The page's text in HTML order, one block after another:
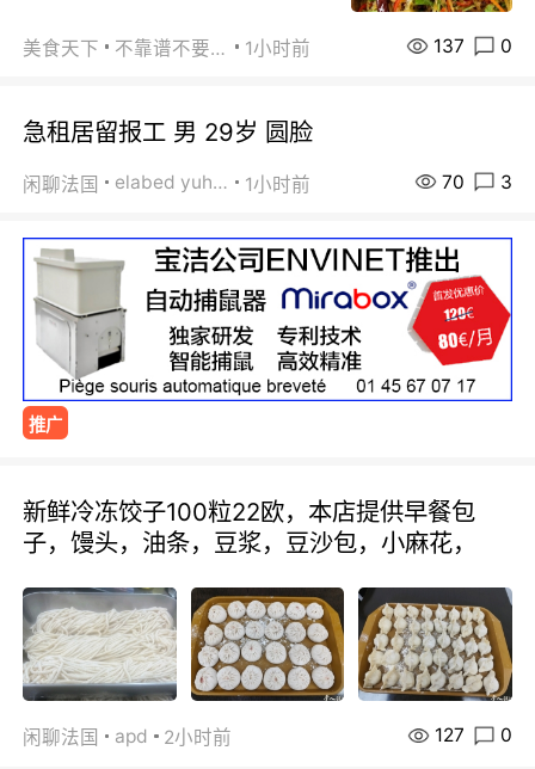
美食天下 不靠谱不要联系 1小时前 137 0
急租居留报工 男 29岁 圆脸
闲聊法国 elabed yuhua 1小时前 70 3
推广
新鲜冷冻饺子100粒22欧，本店提供早餐包
子，馒头，油条，豆浆，豆沙包，小麻花，
闲聊法国 apd 2小时前 127 0